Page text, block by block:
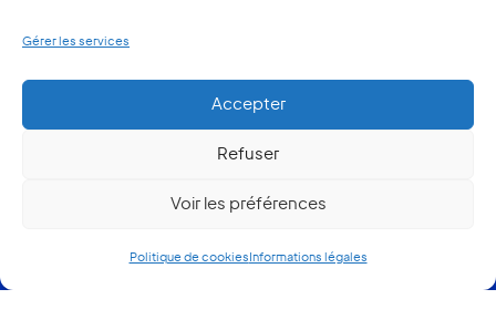
Gérer les services
Accepter
Refuser
Voir les préférences
Politique de cookies Informations légales
Devis gratuit
Contacter notre agence